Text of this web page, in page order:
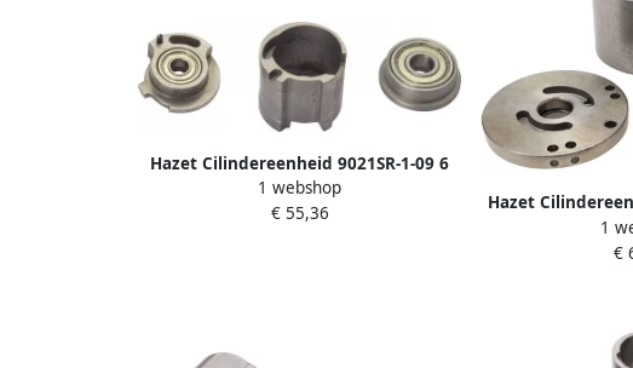
Hazet Cilindereenheid 9021SR-1-09 6
1 webshop
€ 55,36
Hazet
1
€